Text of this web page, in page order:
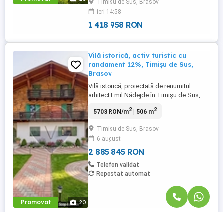
confort si frumusete din inima
Transilvaniei. Va invitam sa experimentati
o vizionare initiala, din locatia ...
Timisu de Sus, Brasov
ieri 14:58
1 418 958 RON
Promovat 20
Vilă istorică, activ turistic cu
randament 12%, Timișu de Sus,
Brasov
Vilă istorică, proiectată de renumitul
arhitect Emil Nădejde în Timișu de Sus,
Despre proprietate: Vilă construită înainte
același arhitect care a semnat sediul
Ministerului de Interne și corpul nou al
Gării de Nord din București. ...
5703 RON/m2| 506 m2
Timisu de Sus, Brasov
6 august
2 885 845 RON
Telefon validat
Repostat automat